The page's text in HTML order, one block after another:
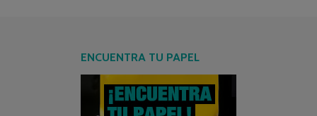
ENCUENTRA TU PAPEL